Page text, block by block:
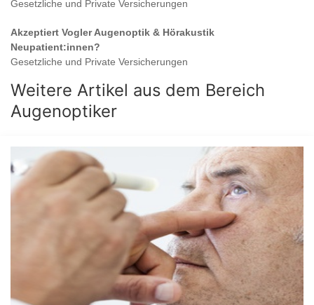
Gesetzliche und Private Versicherungen
Akzeptiert Vogler Augenoptik & Hörakustik
Neupatient:innen?
Gesetzliche und Private Versicherungen
Weitere Artikel aus dem Bereich
Augenoptiker